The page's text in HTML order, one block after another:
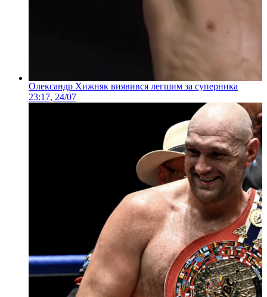
Олександр Хижняк виявився легшим за суперника
23:17, 24/07